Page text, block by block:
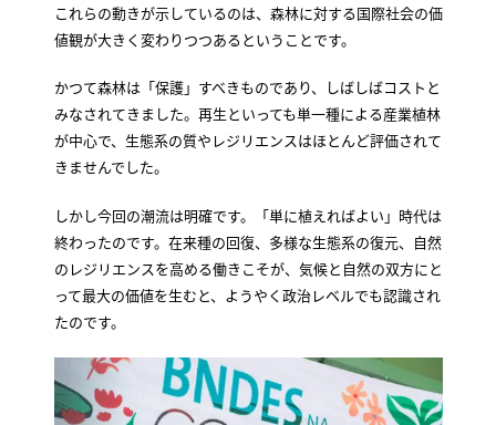
これらの動きが示しているのは、森林に対する国際社会の価
値観が大きく変わりつつあるということです。
かつて森林は「保護」すべきものであり、しばしばコストと
みなされてきました。再生といっても単一種による産業植林
が中心で、生態系の質やレジリエンスはほとんど評価されて
きませんでした。
しかし今回の潮流は明確です。「単に植えればよい」時代は
終わったのです。在来種の回復、多様な生態系の復元、自然
のレジリエンスを高める働きこそが、気候と自然の双方にと
って最大の価値を生むと、ようやく政治レベルでも認識され
たのです。